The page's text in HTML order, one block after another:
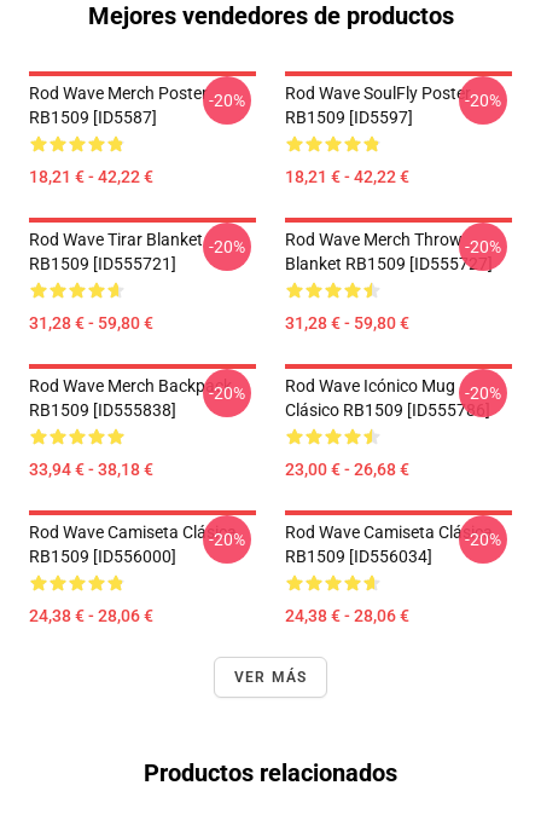
Mejores vendedores de productos
Rod Wave Merch Poster
RB1509 [ID5587]
18,21 € - 42,22 €
-20%
Rod Wave SoulFly Poster
RB1509 [ID5597]
18,21 € - 42,22 €
-20%
Rod Wave Tirar Blanket
RB1509 [ID555721]
31,28 € - 59,80 €
-20%
Rod Wave Merch Throw
Blanket RB1509 [ID555727]
31,28 € - 59,80 €
-20%
Rod Wave Merch Backpack
RB1509 [ID555838]
33,94 € - 38,18 €
-20%
Rod Wave Icónico Mug
Clásico RB1509 [ID555786]
23,00 € - 26,68 €
-20%
Rod Wave Camiseta Clásica
RB1509 [ID556000]
24,38 € - 28,06 €
-20%
Rod Wave Camiseta Clásica
RB1509 [ID556034]
24,38 € - 28,06 €
-20%
VER MÁS
Productos relacionados